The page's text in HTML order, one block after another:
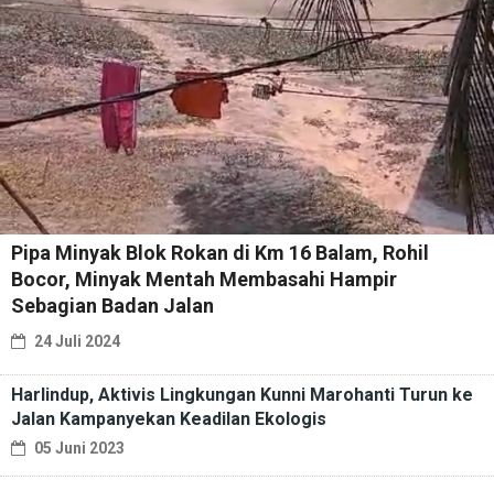
Pipa Minyak Blok Rokan di Km 16 Balam, Rohil
Bocor, Minyak Mentah Membasahi Hampir
Sebagian Badan Jalan
24 Juli 2024
Harlindup, Aktivis Lingkungan Kunni Marohanti Turun ke
Jalan Kampanyekan Keadilan Ekologis
05 Juni 2023